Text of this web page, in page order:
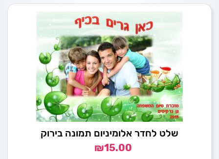
שלט לחדר אלומיניום תמונה בירוק
₪15.00